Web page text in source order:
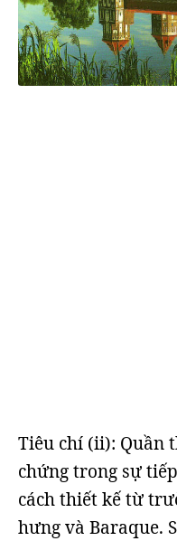
Tiêu chí (ii): Quần
chứng trong sự
cách thiết kế từ
hưng và Baraque.